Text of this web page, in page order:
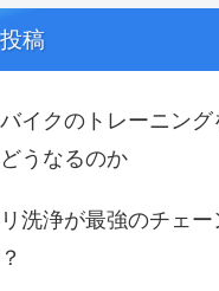
稿
イクのトレーニング
うなるのか
洗浄が最強のチェ